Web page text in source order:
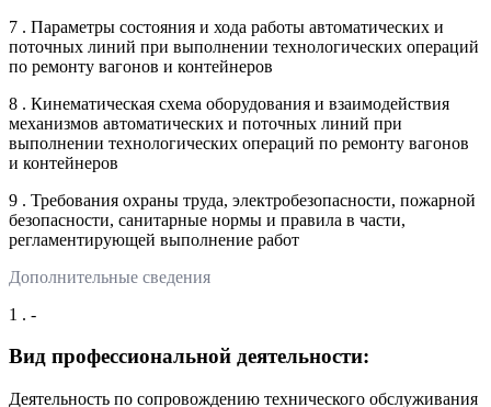
7 . Параметры состояния и хода работы автоматических и
поточных линий при выполнении технологических операций
по ремонту вагонов и контейнеров
8 . Кинематическая схема оборудования и взаимодействия
механизмов автоматических и поточных линий при
выполнении технологических операций по ремонту вагонов
и контейнеров
9 . Требования охраны труда, электробезопасности, пожарной
безопасности, санитарные нормы и правила в части,
регламентирующей выполнение работ
Дополнительные сведения
1 . -
Вид профессиональной деятельности:
Деятельность по сопровождению технического обслуживания